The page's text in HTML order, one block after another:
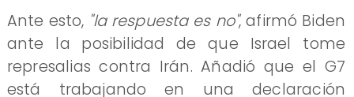
Ante esto, "la respuesta es no", afirmó Biden
ante la posibilidad de que Israel tome
represalias contra Irán. Añadió que el G7
está trabajando en una declaración